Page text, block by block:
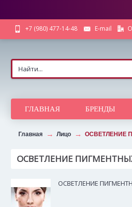
+7 (980) 477-14-48 E-mail
ГЛАВНАЯ БРЕНДЫ
Главная Лицо ОСВЕТЛЕНИЕ
ОСВЕТЛЕНИЕ
ОСВЕТЛЕНИЕ